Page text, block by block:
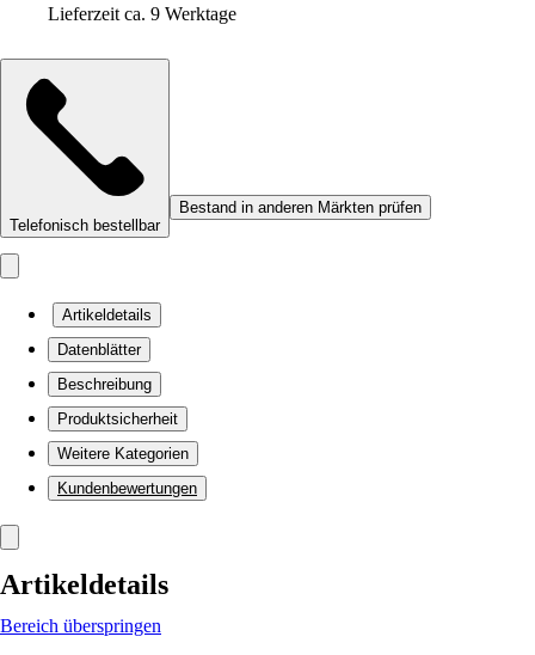
Lieferzeit ca. 9 Werktage
Telefonisch bestellbar
Bestand in anderen Märkten prüfen
Artikeldetails
Datenblätter
Beschreibung
Produktsicherheit
Weitere Kategorien
Kundenbewertungen
Artikeldetails
Bereich überspringen